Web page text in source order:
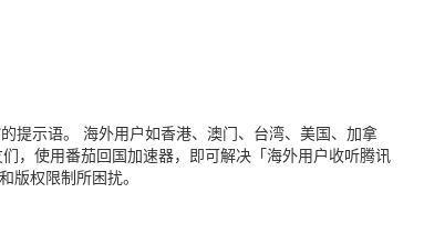
提示语。 海外用户如香港、澳门、台湾、美国、加拿
，使用番茄回国加速器，即可解决「海外用户收听腾讯
版权限制所困扰。